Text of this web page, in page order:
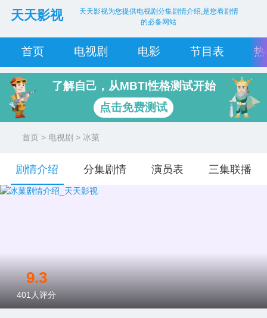
天天影视
天天影视为您提供电视剧分集剧情介绍,是您看剧情
的必备网站
首页 电视剧 电影 节目表
了解自己，从MBTI性格测试开始
点击免费测试
首页 > 电视剧 > 冰菓
剧情介绍 分集剧情 演员表 三集联播
9.3
401 人评分